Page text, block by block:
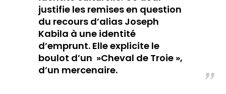
justifie les remises en question
du recours d’alias Joseph
Kabila à une identité
d’emprunt. Elle explicite le
boulot d’un »Cheval de Troie »,
d’un mercenaire.